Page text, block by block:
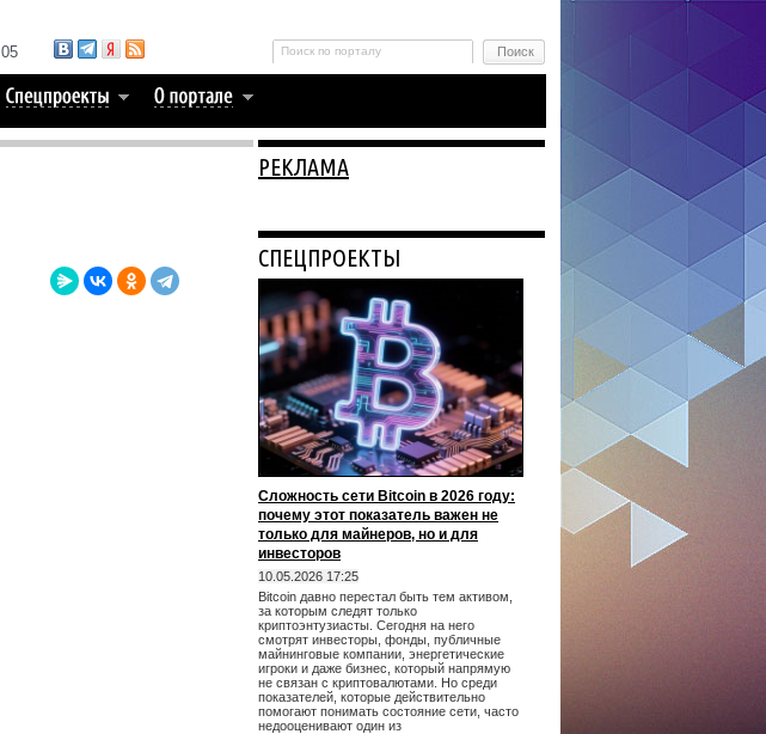
РЕКЛАМА
СПЕЦПРОЕКТЫ
Сложность сети Bitcoin в 2026 году:
почему этот показатель важен не
только для майнеров, но и для
инвесторов
10.05.2026 17:25
Bitcoin давно перестал быть тем активом,
за которым следят только
криптоэнтузиасты. Сегодня на него
смотрят инвесторы, фонды, публичные
майнинговые компании, энергетические
игроки и даже бизнес, который напрямую
не связан с криптовалютами. Но среди
показателей, которые действительно
помогают понимать состояние сети, часто
недооценивают один из